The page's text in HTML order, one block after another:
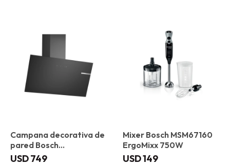
Campana decorativa de
pared Bosch
DWK85DK60 Negro
USD749
Mixer Bosch MSM67160
ErgoMixx 750W
USD149